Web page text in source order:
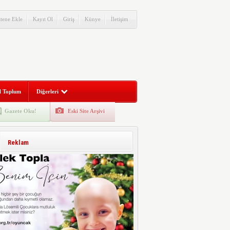
Ekle Kayıt Ol Giriş Künye İletişim
Toplum Diğerleri
Gazete Oku! Eski Site Arşivi
Reklam